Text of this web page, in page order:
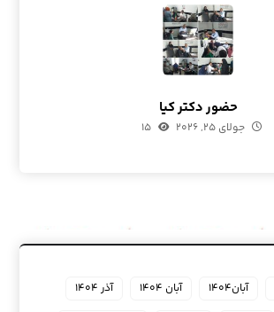
حضور دکتر کیا
جولای ۲۵, ۲۰۲۶ ۱۵
آبان۱۴۰۴ آبان ۱۴۰۴
آذر ۱۴۰۴